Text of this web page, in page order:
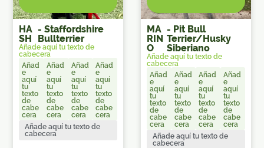
HA
SH
- Staffordshire
Bullterrier
Añade aquí tu texto de
cabecera
Añad
e
aquí
tu
texto
de
cabe
cera
Añad
e
aquí
tu
texto
de
cabe
cera
Añad
e
aquí
tu
texto
de
cabe
cera
Añad
e
aquí
tu
texto
de
cabe
cera
Añade aquí tu texto de
cabecera
MA
RIN
O
- Pit Bull
Terrier/Husky
Siberiano
Añade aquí tu texto de
cabecera
Añad
e
aquí
tu
texto
de
cabe
cera
Añad
e
aquí
tu
texto
de
cabe
cera
Añad
e
aquí
tu
texto
de
cabe
cera
Añad
e
aquí
tu
texto
de
cabe
cera
Añade aquí tu texto de
cabecera